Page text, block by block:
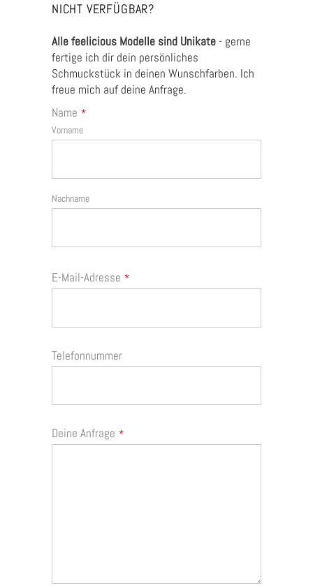
NICHT VERFÜGBAR?
Alle feelicious Modelle sind Unikate- gerne
fertige ich dir dein persönliches
Schmuckstück in deinen Wunschfarben. Ich
freue mich auf deine Anfrage.
Name *
Vorname
Nachname
E-Mail-Adresse *
Telefonnummer
Website
URL *
Deine Anfrage *